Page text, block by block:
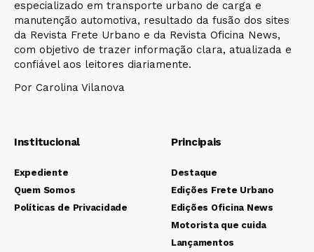
especializado em transporte urbano de carga e
manutenção automotiva, resultado da fusão dos sites
da Revista Frete Urbano e da Revista Oficina News,
com objetivo de trazer informação clara, atualizada e
confiável aos leitores diariamente.
Por Carolina Vilanova
Institucional
Expediente
Quem Somos
Políticas de Privacidade
Principais
Destaque
Edições Frete Urbano
Edições Oficina News
Motorista que cuida
Lançamentos